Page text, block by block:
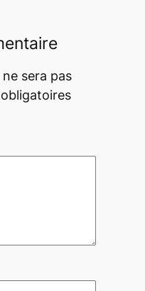
sera pas